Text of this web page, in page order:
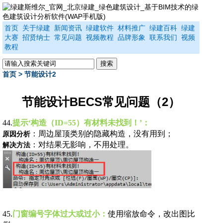
首页 关于绿建 新闻资讯 绿建软件 材料推广 绿建百科 绿建
大赛 招贤纳士 常见问题 视频教程 品牌形象 联系我们 视频
教程
首页 > 节能设计2
节能设计BECS常见问题（2）
44.提示‘构造（ID=55）有材料未找到！’：
原因分析：周边屋顶类别的隐藏构造，没有用到；
解决方法 ：对结果无影响，不用处理。
45.门窗编号字体过大或过小： 使用缩放命令，改出图比